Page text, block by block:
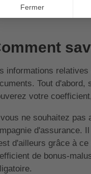
informations
Tout d'abord,
votre
ne souhaitez pas
d'assurance.
d'ailleurs grâce à
de bonus-